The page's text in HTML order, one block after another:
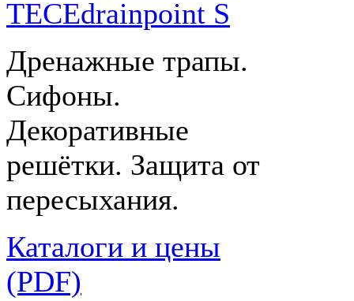
TECEdrainpoint S
Дренажные трапы.
Сифоны.
Декоративные
решётки. Защита от
пересыхания.
Каталоги и цены
(PDF)